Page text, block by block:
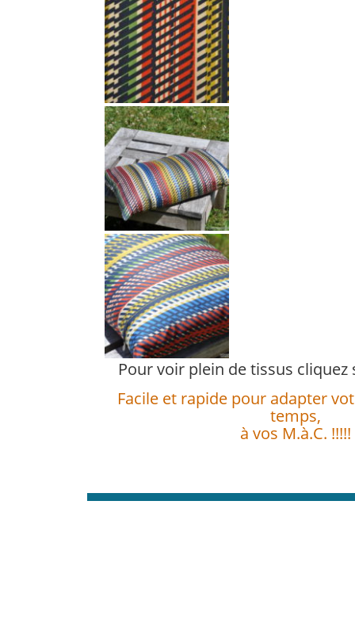
Pour voir plein de tissus cliquez
Facile et rapide pour adapter
temps,
à vos M.à.C. !!!!!